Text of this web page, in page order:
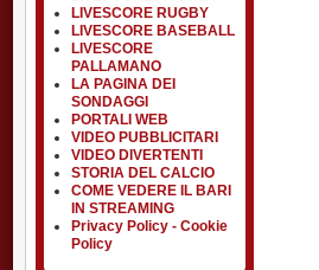
LIVESCORE RUGBY
LIVESCORE BASEBALL
LIVESCORE
PALLAMANO
LA PAGINA DEI
SONDAGGI
PORTALI WEB
VIDEO PUBBLICITARI
VIDEO DIVERTENTI
STORIA DEL CALCIO
COME VEDERE IL BARI
IN STREAMING
Privacy Policy - Cookie
Policy